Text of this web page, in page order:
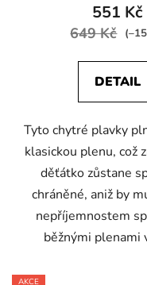
551 Kč
649 Kč
DETAIL
Tyto chytré plavky
klasickou plenu, což
děťátko zůstane
chráněné, aniž by
nepříjemnostem
běžnými plenami
AKCE